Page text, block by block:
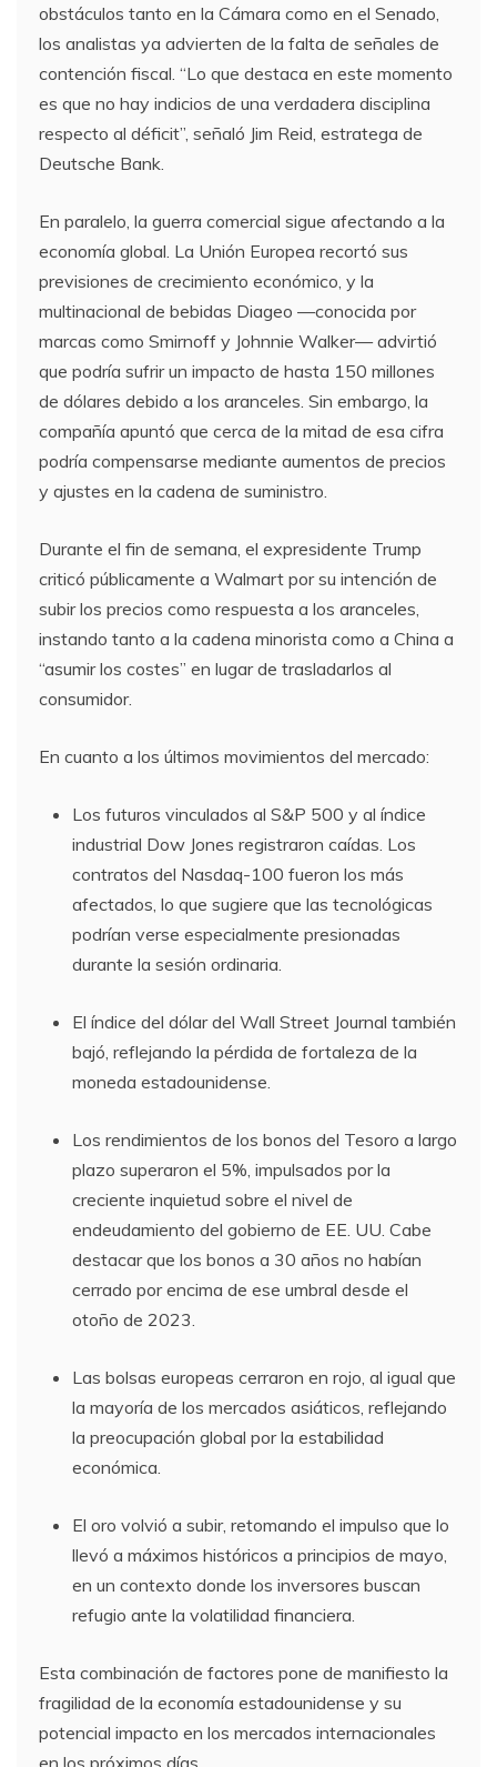
obstáculos tanto en la Cámara como en el Senado,
los analistas ya advierten de la falta de señales de
contención fiscal. “Lo que destaca en este momento
es que no hay indicios de una verdadera disciplina
respecto al déficit”, señaló Jim Reid, estratega de
Deutsche Bank.
En paralelo, la guerra comercial sigue afectando a la
economía global. La Unión Europea recortó sus
previsiones de crecimiento económico, y la
multinacional de bebidas Diageo —conocida por
marcas como Smirnoff y Johnnie Walker— advirtió
que podría sufrir un impacto de hasta 150 millones
de dólares debido a los aranceles. Sin embargo, la
compañía apuntó que cerca de la mitad de esa cifra
podría compensarse mediante aumentos de precios
y ajustes en la cadena de suministro.
Durante el fin de semana, el expresidente Trump
criticó públicamente a Walmart por su intención de
subir los precios como respuesta a los aranceles,
instando tanto a la cadena minorista como a China a
“asumir los costes” en lugar de trasladarlos al
consumidor.
En cuanto a los últimos movimientos del mercado:
Los futuros vinculados al S&P 500 y al índice
industrial Dow Jones registraron caídas. Los
contratos del Nasdaq-100 fueron los más
afectados, lo que sugiere que las tecnológicas
podrían verse especialmente presionadas
durante la sesión ordinaria.
El índice del dólar del Wall Street Journal también
bajó, reflejando la pérdida de fortaleza de la
moneda estadounidense.
Los rendimientos de los bonos del Tesoro a largo
plazo superaron el 5%, impulsados por la
creciente inquietud sobre el nivel de
endeudamiento del gobierno de EE. UU. Cabe
destacar que los bonos a 30 años no habían
cerrado por encima de ese umbral desde el
otoño de 2023.
Las bolsas europeas cerraron en rojo, al igual que
la mayoría de los mercados asiáticos, reflejando
la preocupación global por la estabilidad
económica.
El oro volvió a subir, retomando el impulso que lo
llevó a máximos históricos a principios de mayo,
en un contexto donde los inversores buscan
refugio ante la volatilidad financiera.
Esta combinación de factores pone de manifiesto la
fragilidad de la economía estadounidense y su
potencial impacto en los mercados internacionales
en los próximos días.